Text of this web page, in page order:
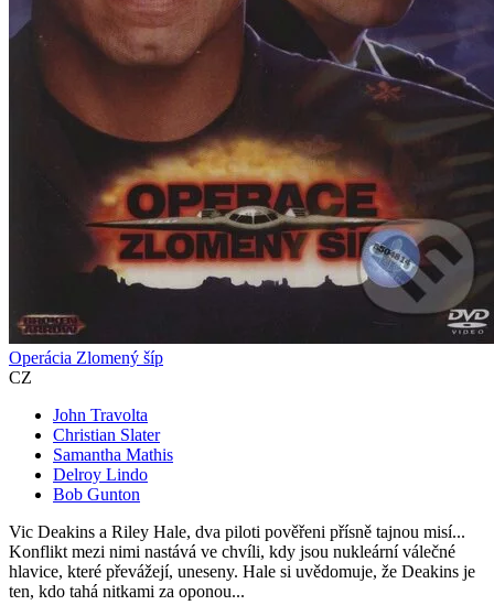
Operácia Zlomený šíp
CZ
John Travolta
Christian Slater
Samantha Mathis
Delroy Lindo
Bob Gunton
Vic Deakins a Riley Hale, dva piloti pověřeni přísně tajnou misí...
Konflikt mezi nimi nastává ve chvíli, kdy jsou nukleární válečné
hlavice, které převážejí, uneseny. Hale si uvědomuje, že Deakins je
ten, kdo tahá nitkami za oponou...